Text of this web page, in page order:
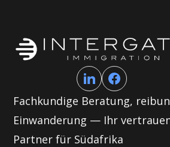
Fachkundige Beratung,
Einwanderung — Ihr
Partner für Südafrika